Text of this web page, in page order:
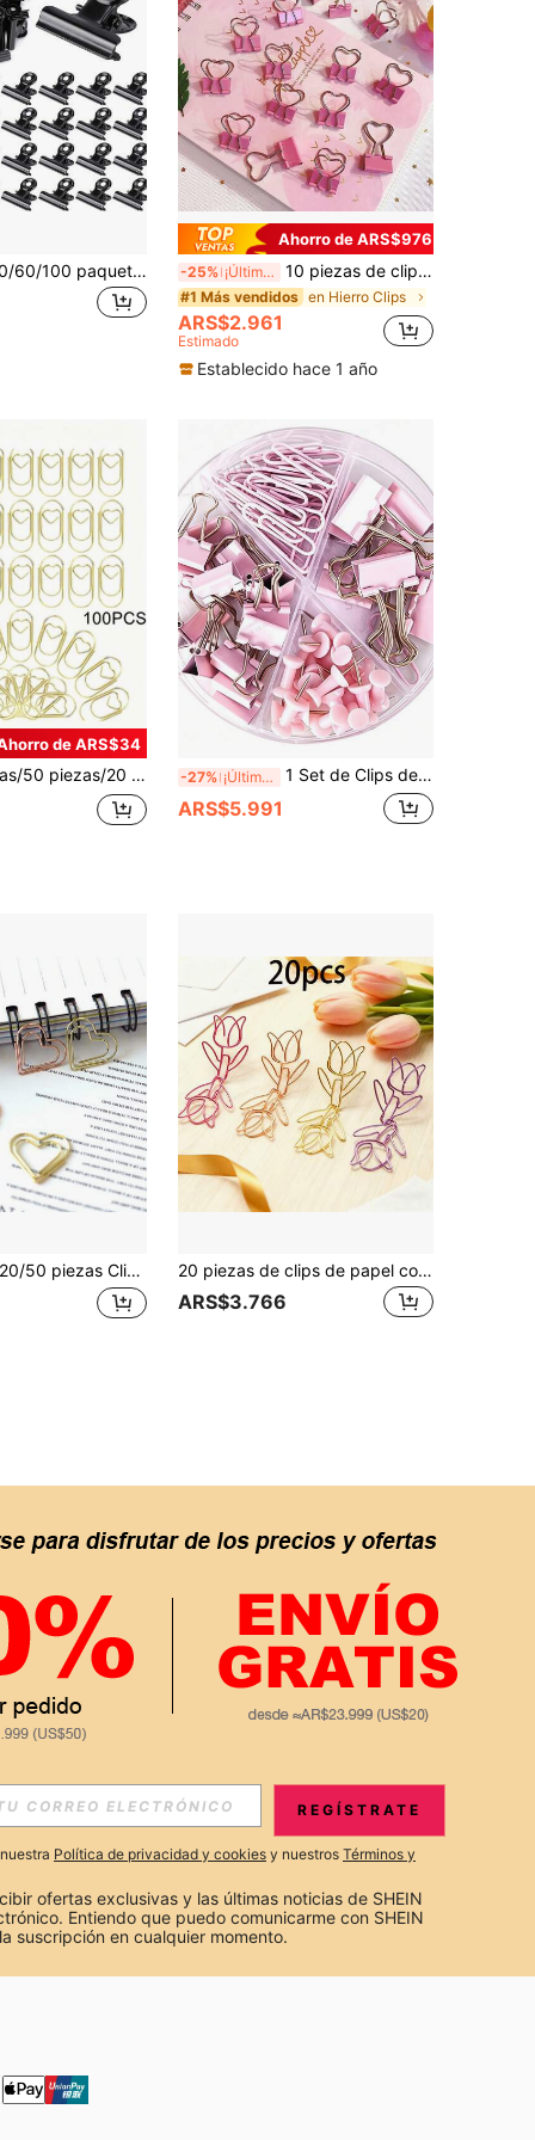
5/10/20/30/50/60/100 paquetes de clips sujetadores de metal negro tipo bulldog para sellar bolsas de alimentos, con bisagra de metal, para artesanías, bolsas de alimentos, dibujos, fotos en el hogar, la cocina, la oficina, de vuelta a la escuela, útiles escolares
Ahorro de ARS$976
-25% ¡Últimos 3 días 10 piezas de clips de papel con forma de corazón rosa, para organizar papeles, notas, fotos y documentos - útiles de oficina, hogar, escuela y manualidades, para útiles escolares, de vuelta a la escuela
#1 Más vendidos en Hierro Clips
ARS$2.961
Estimado
Establecido hace 1 año
de ARS$34
dorados en miniatura, suministros de oficina creativos de metal adecuados para estudio, oficina y hogar -27% ¡Últimos 2 días 1 Set de Clips de Papel Multifunción, Clips de Sujeción, Chinchetas y Clips de Mariposa, Adecuado para Carpetas de Oficina y Estudio
ARS$5.991
20/50 piezas Clips de encuadernación en forma de corazón de metal, marcador de libros de hojas sueltas, encuadernación de libros, artículos de papelería decorativos, suministros de oficina y estudio/Clips de encuadernación, abrazaderas y sets 20 piezas de clips de papel con forma de tulipán, lindos clips de metal con diseño floral, adecuados para estudiantes y trabajadores de oficina, organizador de archivos con tema primaveral, paquete grande de útiles escolares
ARS$3.766
APP
EXCLUSIVAS, PROMOCIONES Y NOTICIAS DE SHEIN
Suscribir
REGÍSTRATE
Política de privacidad y cookies y nuestros Términos y
ofertas exclusivas y las últimas noticias de SHEIN
Entiendo que puedo comunicarme con SHEIN
suscripción en cualquier momento.